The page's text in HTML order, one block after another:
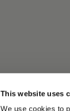
This website uses
We use cookies to